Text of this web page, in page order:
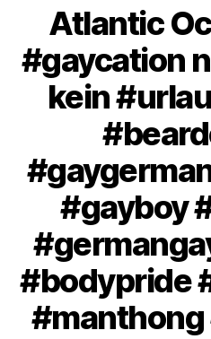
Atlantic
#gaycation
kein
#gayboy
#bodypride